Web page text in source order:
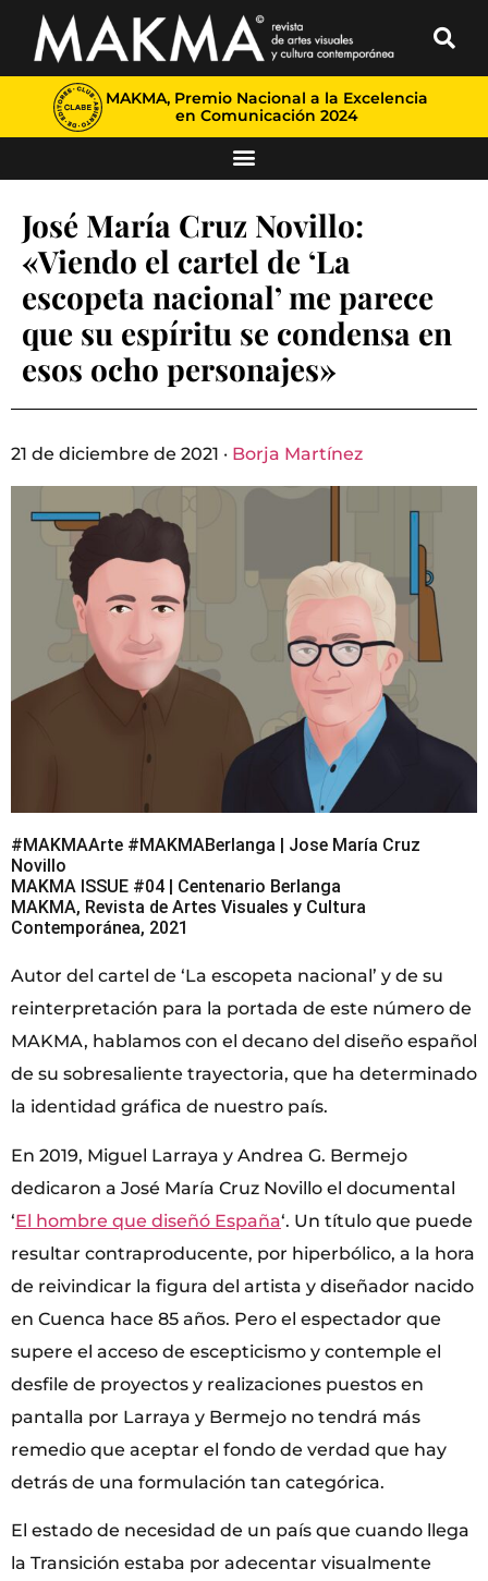
MAKMA, Premio Nacional a la Excelencia
en Comunicación 2024
José María Cruz Novillo:
«Viendo el cartel de ‘La
escopeta nacional’ me parece
que su espíritu se condensa en
esos ocho personajes»
21 de diciembre de 2021 · Borja Martínez
#MAKMAArte #MAKMABerlanga | Jose María Cruz
Novillo
MAKMA ISSUE #04 | Centenario Berlanga
MAKMA, Revista de Artes Visuales y Cultura
Contemporánea, 2021
Autor del cartel de ‘La escopeta nacional’ y de su
reinterpretación para la portada de este número de
MAKMA, hablamos con el decano del diseño español
de su sobresaliente trayectoria, que ha determinado
la identidad gráfica de nuestro país.
En 2019, Miguel Larraya y Andrea G. Bermejo
dedicaron a José María Cruz Novillo el documental
‘El hombre que diseñó España‘. Un título que puede
resultar contraproducente, por hiperbólico, a la hora
de reivindicar la figura del artista y diseñador nacido
en Cuenca hace 85 años. Pero el espectador que
supere el acceso de escepticismo y contemple el
desfile de proyectos y realizaciones puestos en
pantalla por Larraya y Bermejo no tendrá más
remedio que aceptar el fondo de verdad que hay
detrás de una formulación tan categórica.
El estado de necesidad de un país que cuando llega
la Transición estaba por adecentar visualmente